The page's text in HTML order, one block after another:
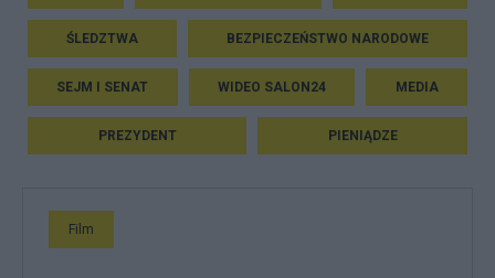
ŚLEDZTWA BEZPIECZEŃSTWO NARODOWE
SEJM I SENAT WIDEO SALON24 MEDIA
PREZYDENT PIENIĄDZE
Film